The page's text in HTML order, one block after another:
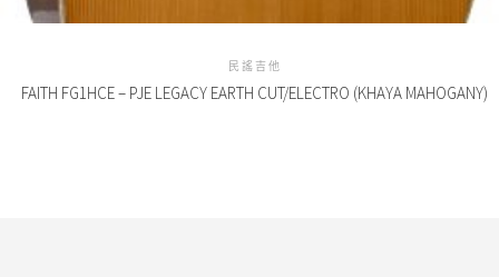
民謠吉他
FAITH FG1HCE – PJE LEGACY EARTH CUT/ELECTRO (KHAYA MAHOGANY)